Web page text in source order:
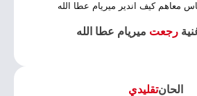
معاهم كيف اندير ميريام عطا الله
رجعت ميريام عطا الله
الحانتقليدي